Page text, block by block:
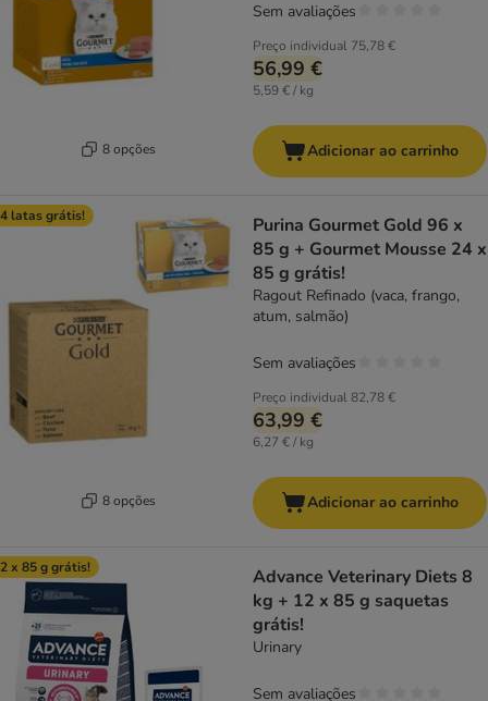
8 opções
Preço individual 75,78 €
56,99 €
5,59 € / kg
Sem avaliações
Adicionar ao carrinho
latas grátis!
8 opções
Purina Gourmet Gold 96 x
85 g + Gourmet Mousse 24 x
85 g grátis!
Ragout Refinado (vaca, frango,
atum, salmão)
Preço individual82,78 €
63,99 €
6,27 € / kg
Sem avaliações
Adicionar ao carrinho
x 85 g grátis!
Advance Veterinary Diets 8
kg + 12 x 85 g saquetas
grátis!
Urinary
Sem avaliações